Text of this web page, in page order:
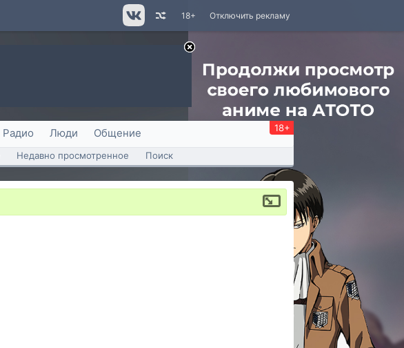
Отключить рекламу
18+
Радио Люди Общение 18+
Недавно просмотренное Поиск